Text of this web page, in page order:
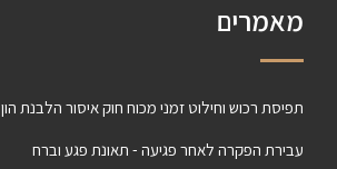
מאמרים
תפיסת רכוש וחילוט זמני מכוח חוק איסור הלבנת הון
עבירת הפקרה לאחר פגיעה - תאונת פגע וברח